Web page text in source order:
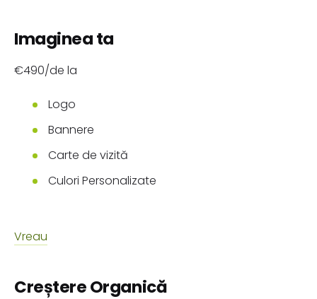
Imaginea ta
€490/de la
Logo
Bannere
Carte de vizită
Culori Personalizate
Vreau
Creștere Organică